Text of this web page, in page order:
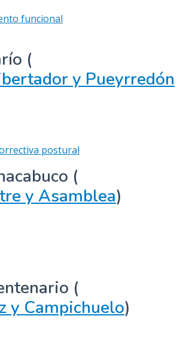
funcional
(
y Pueyrredón
postural
(
y Asamblea)
(
y Campichuelo)